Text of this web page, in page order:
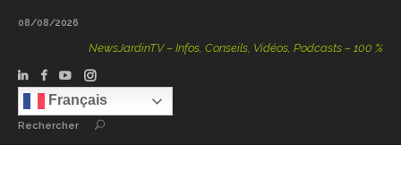
08/08/2026
NewsJardinTV – Infos, Conseils, Vidéos, Podcasts – 100 % Nature
Français
Rechercher